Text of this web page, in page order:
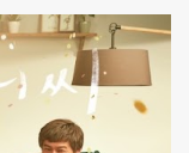
我就知道我在這一塊應